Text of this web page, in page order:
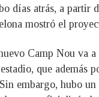
días atrás, a partir
mostró el
Camp Nou va a
que además
embargo, hubo